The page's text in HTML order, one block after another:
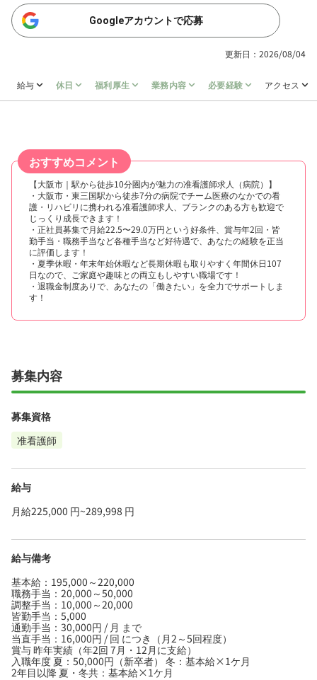
Googleアカウントで応募
更新日：2026/08/04
給与 休日 福利厚生 業務内容 必要経験 アクセス
おすすめコメント
【大阪市｜駅から徒歩10分圏内が魅力の准看護師求人（病院）】
・大阪市・東三国駅から徒歩7分の病院でチーム医療のなかでの看
護・リハビリに携われる准看護師求人、ブランクのある方も歓迎で
じっくり成長できます！
・正社員募集で月給22.5〜29.0万円という好条件、賞与年2回・皆
勤手当・職務手当など各種手当など好待遇で、あなたの経験を正当
に評価します！
・夏季休暇・年末年始休暇など長期休暇も取りやすく年間休日107
日なので、ご家庭や趣味との両立もしやすい職場です！
・退職金制度ありで、あなたの「働きたい」を全力でサポートしま
す！
募集内容
募集資格
准看護師
給与
月給225,000 円~289,998 円
給与備考
基本給：195,000～220,000
職務手当：20,000～50,000
調整手当：10,000～20,000
皆勤手当：5,000
通勤手当：30,000円 / 月 まで
当直手当：16,000円 / 回 につき（月2～5回程度）
賞与 昨年実績（年2回 7月・12月に支給）
入職年度 夏：50,000円（新卒者） 冬：基本給×1ケ月
2年目以降 夏・冬共：基本給×1ケ月